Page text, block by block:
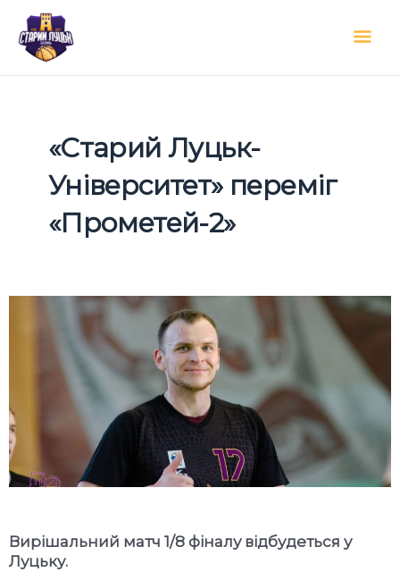
вмісту
«Старий Луцьк-
Університет» переміг
«Прометей-2»
Вирішальний матч 1/8 фіналу відбудеться у
Луцьку.